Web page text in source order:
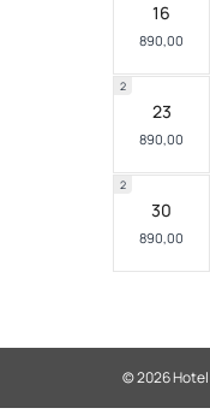
16
890,00
23
890,00
2
30
890,00
2
© 2026 Hotel